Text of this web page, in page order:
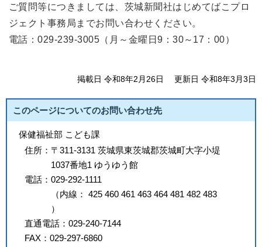
ご質問等につきましては、茨城新聞社はじめてばこプロ
ジェクト事務局までお問い合わせください。
電話：029-239-3005（月～金曜日9：30～17：00）
掲載日 令和8年2月26日 更新日 令和8年3月3日
このページについてのお問い合わせ先
保健福祉部 こども課
住所： 〒311-3131 茨城県東茨城郡茨城町大字小堤
1037番地1 ゆうゆう館
電話： 029-292-1111
（内線 ： 425 460 461 463 464 481 482 483
）
直通電話： 029-240-7144
FAX： 029-297-6860